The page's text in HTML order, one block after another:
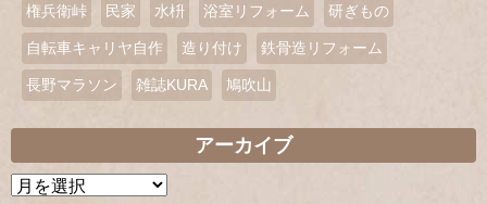
権兵衛峠 民家 水枡 浴室リフォーム 研ぎもの
自転車キャリヤ自作 造り付け 鉄骨造リフォーム
長野マラソン 雑誌KURA 鳩吹山
アーカイブ
ア